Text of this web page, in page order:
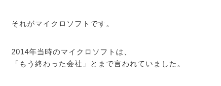
それがマイクロソフトです。
2014年当時のマイクロソフトは、
「もう終わった会社」とまで言われていました。